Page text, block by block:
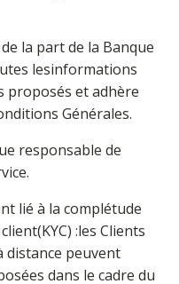
la part de la Banque
lesinformations
proposés et adhère
Générales.
responsable de
lié à la complétude
:les Clients
distance peuvent
dans le cadre du